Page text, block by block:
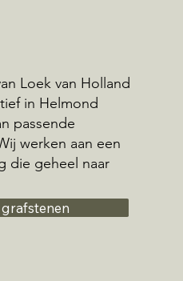
Loek van Holland
in Helmond
passende
werken aan een
die geheel naar